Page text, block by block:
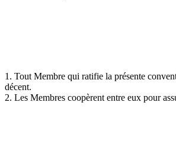
1. Tout Membre qui ratifie la présente
décent.
2. Les Membres coopèrent entre eux pour